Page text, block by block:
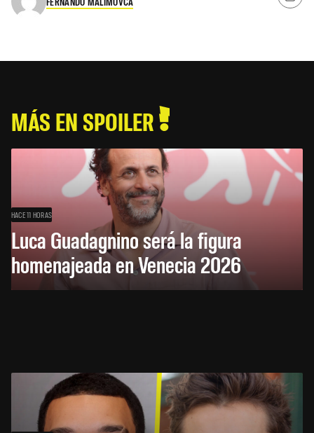
MÁS EN SPOILER
HACE 11 HORAS
Luca Guadagnino será la figura
homenajeada en Venecia 2026